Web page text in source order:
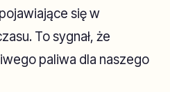
się w
To sygnał, że
paliwa dla naszego